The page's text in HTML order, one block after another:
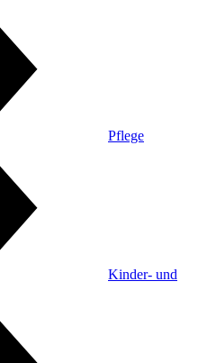
Pflege
Kinder- und